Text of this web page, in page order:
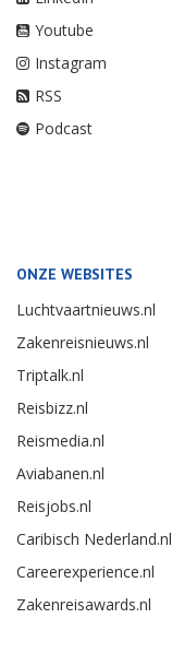
Youtube
Instagram
RSS
Podcast
ONZE WEBSITES
Luchtvaartnieuws.nl
Zakenreisnieuws.nl
Triptalk.nl
Reisbizz.nl
Reismedia.nl
Aviabanen.nl
Reisjobs.nl
Caribisch Nederland.nl
Careerexperience.nl
Zakenreisawards.nl